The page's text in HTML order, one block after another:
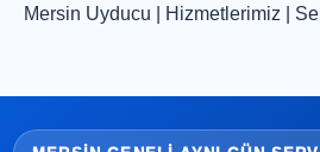
Mersin Uyducu Hizmetlerimiz